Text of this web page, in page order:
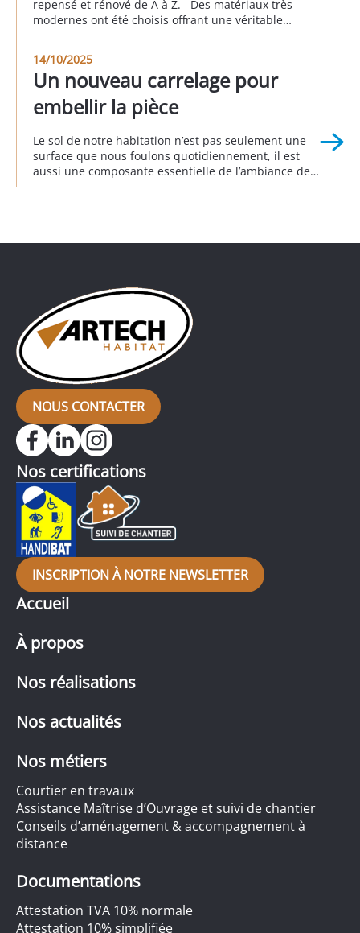
repensé et rénové de A à Z. Des matériaux très
modernes ont été choisis offrant une véritable
rendu global de ce projet. Réalisation à Longjumeau
au 3eme trimestre 2025
14/10/2025
Un nouveau carrelage pour
embellir la pièce
Le sol de notre habitation n’est pas seulement une
surface que nous foulons quotidiennement, il est
aussi une composante essentielle de l’ambiance de
lequel l’ancien carrelage a été remplacé […]
NOUS CONTACTER
Accueil
À propos
Nos réalisations
Nos actualités
Nos métiers
Courtier en travaux
Assistance Maîtrise d’Ouvrage et suivi de chantier
Conseils d’aménagement & accompagnement à
distance
Documentations
Attestation TVA 10% normale
Attestation 10% simplifiée
Nos certifications
INSCRIPTION À NOTRE NEWSLETTER